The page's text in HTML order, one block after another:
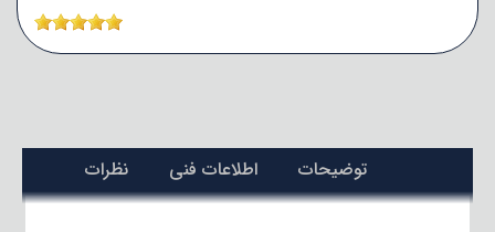
توضیحات اطلاعات فنی نظرات